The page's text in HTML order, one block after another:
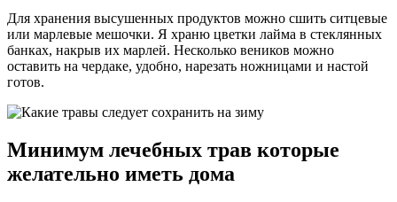
Для хранения высушенных продуктов можно сшить ситцевые
или марлевые мешочки. Я храню цветки лайма в стеклянных
банках, накрыв их марлей. Несколько веников можно
оставить на чердаке, удобно, нарезать ножницами и настой
готов.
Минимум лечебных трав которые
желательно иметь дома